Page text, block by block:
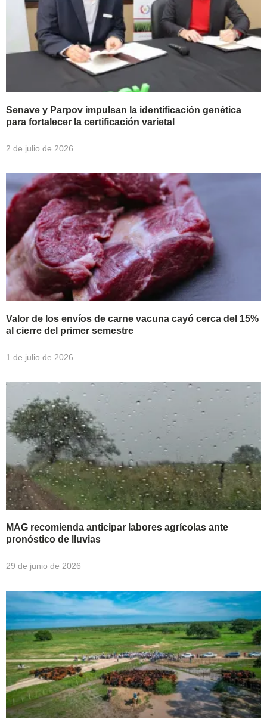
Senave y Parpov impulsan la identificación genética
para fortalecer la certificación varietal
2 de julio de 2026
Valor de los envíos de carne vacuna cayó cerca del 15%
al cierre del primer semestre
1 de julio de 2026
MAG recomienda anticipar labores agrícolas ante
pronóstico de lluvias
29 de junio de 2026